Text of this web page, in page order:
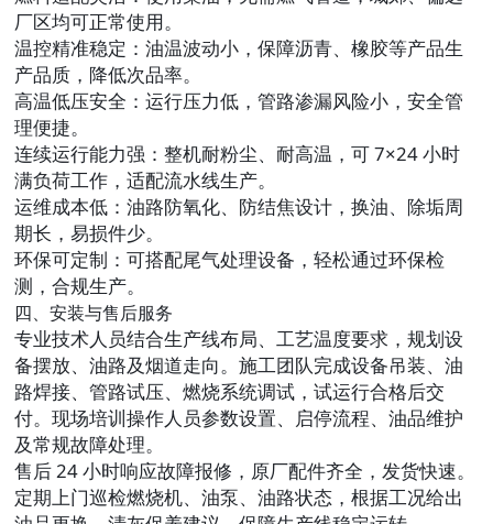
厂区均可正常使用。
温控精准稳定 ：油温波动小，保障沥青、橡胶等产品生
产品质，降低次品率。
高温低压安全 ：运行压力低，管路渗漏风险小，安全管
理便捷。
连续运行能力强 ：整机耐粉尘、耐高温，可 7×24 小时
满负荷工作，适配流水线生产。
运维成本低 ：油路防氧化、防结焦设计，换油、除垢周
期长，易损件少。
环保可定制 ：可搭配尾气处理设备，轻松通过环保检
测，合规生产。
四、安装与售后服务
专业技术人员结合生产线布局、工艺温度要求，规划设
备摆放、油路及烟道走向。施工团队完成设备吊装、油
路焊接、管路试压、燃烧系统调试，试运行合格后交
付。现场培训操作人员参数设置、启停流程、油品维护
及常规故障处理。
售后 24 小时响应故障报修，原厂配件齐全，发货快速。
定期上门巡检燃烧机、油泵、油路状态，根据工况给出